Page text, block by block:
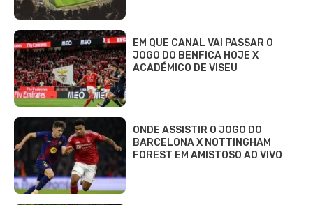
EM QUE CANAL VAI PASSAR O
JOGO DO BENFICA HOJE X
ACADÉMICO DE VISEU
ONDE ASSISTIR O JOGO DO
BARCELONA X NOTTINGHAM
FOREST EM AMISTOSO AO VIVO